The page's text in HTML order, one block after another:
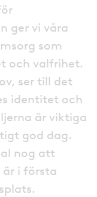
ger vi våra
som
och valfrihet.
ser till det
identitet och
är viktiga
god dag.
nog att
i första